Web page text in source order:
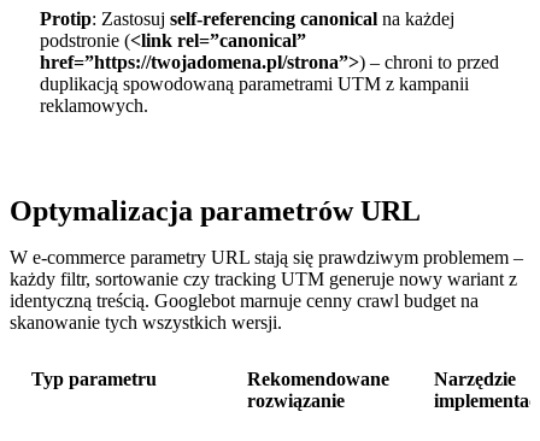
Protip: Zastosuj self-referencing canonicalna każdej
podstronie (<link rel=”canonical”
href=”https://twojadomena.pl/strona”>) – chroni to przed
duplikacją spowodowaną parametrami UTM z kampanii
reklamowych.
Optymalizacja parametrów URL
W e-commerce parametry URL stają się prawdziwym problemem –
każdy filtr, sortowanie czy tracking UTM generuje nowy wariant z
identyczną treścią. Googlebot marnuje cenny crawl budget na
skanowanie tych wszystkich wersji.
Typ parametru
Rekomendowane
rozwiązanie
Narzędzie